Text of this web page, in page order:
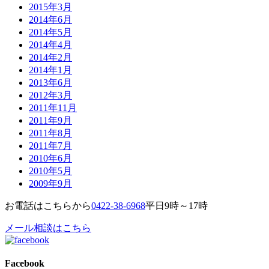
2015年3月
2014年6月
2014年5月
2014年4月
2014年2月
2014年1月
2013年6月
2012年3月
2011年11月
2011年9月
2011年8月
2011年7月
2010年6月
2010年5月
2009年9月
お電話はこちらから0422-38-6968平日9時～17時
メール相談はこちら
Facebook